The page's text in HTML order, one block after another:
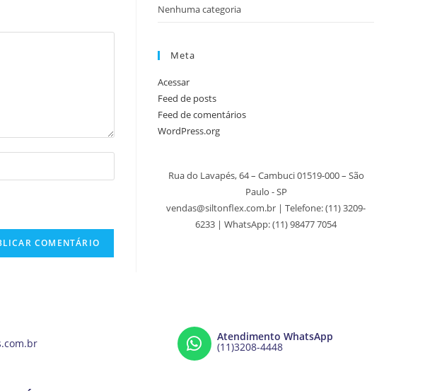
Nenhuma categoria
Meta
Acessar
Feed de posts
Feed de comentários
WordPress.org
Rua do Lavapés, 64 – Cambuci 01519-000 – São
Paulo - SP
vendas@siltonflex.com.br | Telefone:(11) 3209-
6233 | WhatsApp: (11) 98477 7054
Atendimento WhatsApp
(11)3208-4448